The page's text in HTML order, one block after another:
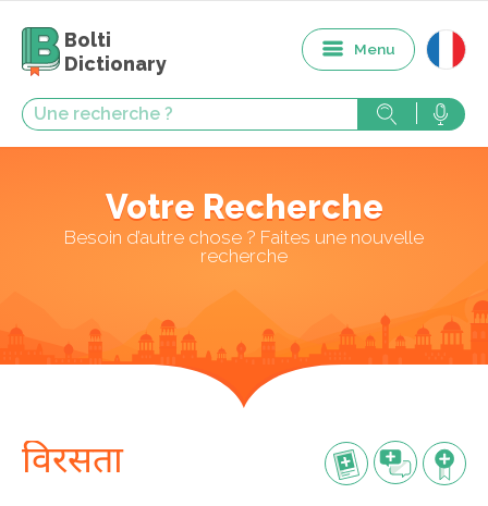
Bolti
Dictionary
Menu
Votre Recherche
Besoin d’autre chose ? Faites une nouvelle
recherche
विरसता